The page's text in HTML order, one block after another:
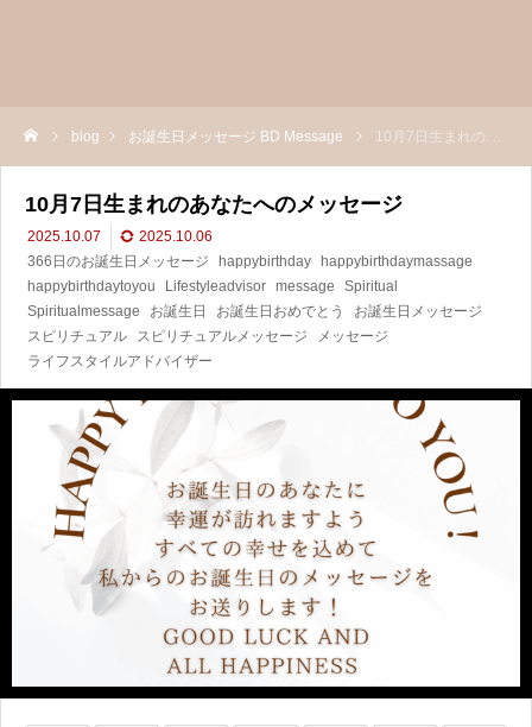
blog お誕生日メッセージ BD Message 10月7日生まれのあなたへのメッセージ
10月7日生まれのあなたへのメッセージ
2025.10.07
2025.10.06
366日のお誕生日メッセージ
happybirthday
happybirthdaymassage
happybirthdaytoyou
Lifestyleadvisor message
Spiritual
Spiritualmessage
お誕生日 お誕生日おめでとう
お誕生日メッセージ
スピリチュアル
スピリチュアルメッセージ
メッセージ
ライフスタイルアドバイザー